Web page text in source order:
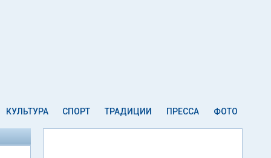
КУЛЬТУРА СПОРТ ТРАДИЦИИ ПРЕССА ФОТО